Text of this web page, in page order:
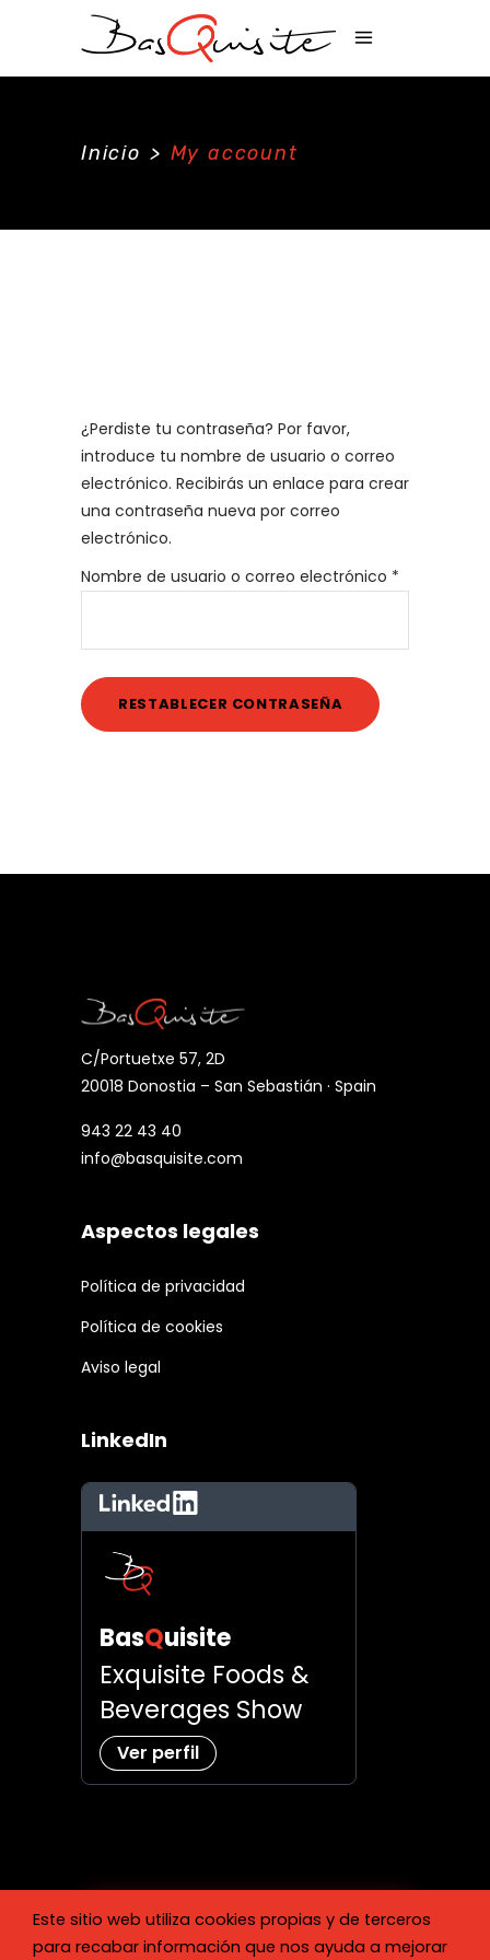
Inicio > My account
¿Perdiste tu contraseña? Por favor,
introduce tu nombre de usuario o correo
electrónico. Recibirás un enlace para crear
una contraseña nueva por correo
electrónico.
Nombre de usuario o correo electrónico *
RESTABLECER CONTRASEÑA
C/Portuetxe 57, 2D
20018 Donostia – San Sebastián · Spain
943 22 43 40
info@basquisite.com
Aspectos legales
Política de privacidad
Política de cookies
Aviso legal
LinkedIn
LinkedIn
BasQuisite
Exquisite Foods &
Beverages Show
Ver perfil
Este sitio web utiliza cookies propias y de terceros
para recabar información que nos ayuda a mejorar